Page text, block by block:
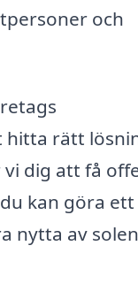
och
hitta rätt
dig att få
kan göra ett
nytta av